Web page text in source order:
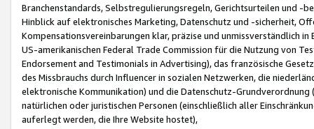
Branchenstandards, Selbstregulierungsregeln, Gerichtsurteilen und -
Hinblick auf elektronisches Marketing, Datenschutz und -sicherheit,
Kompensationsvereinbarungen klar, präzise und unmissverständlich
US-amerikanischen Federal Trade Commission für die Nutzung von
Endorsement and Testimonials in Advertising), das französische
des Missbrauchs durch Influencer in sozialen Netzwerken, die
elektronische Kommunikation) und die Datenschutz-
natürlichen oder juristischen Personen (einschließlich aller
auferlegt werden, die Ihre Website hostet),